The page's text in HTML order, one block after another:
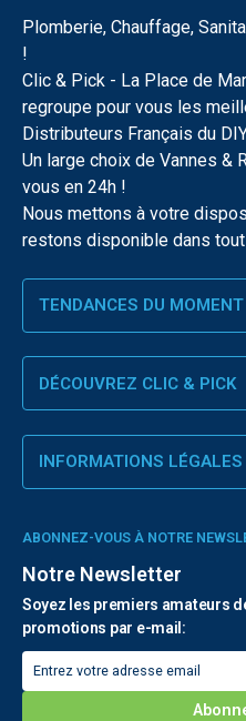
Plomberie, Chauffage,
!
Clic & Pick - La Place de
regroupe pour vous les
Distributeurs Français du
Un large choix de Vannes &
vous en 24h !
Nous mettons à votre
restons disponible dans
TENDANCES DU MOMENT
DÉCOUVREZ CLIC & PICK
INFORMATIONS LÉGALES
ABONNEZ-VOUS À NOTRE
Notre Newsletter
Soyez les premiers amateurs
promotions par e-mail: